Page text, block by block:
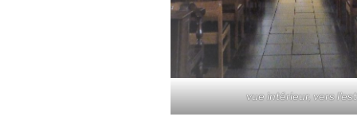
vue intérieur, vers l'est